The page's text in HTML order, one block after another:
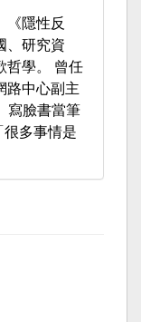
《隱性反
、研究資
哲學。 曾任
路中心副主
寫臉書當筆
多事情是